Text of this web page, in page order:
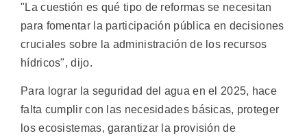
"La cuestión es qué tipo de reformas se necesitan
para fomentar la participación pública en decisiones
cruciales sobre la administración de los recursos
hídricos", dijo.
Para lograr la seguridad del agua en el 2025, hace
falta cumplir con las necesidades básicas, proteger
los ecosistemas, garantizar la provisión de